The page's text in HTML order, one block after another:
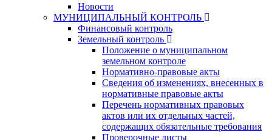
Новости
МУНИЦИПАЛЬНЫЙ КОНТРОЛЬ
Финансовый контроль
Земельный контроль
Положение о муниципальном
земельном контроле
Нормативно-правовые акты
Сведения об изменениях, внесенных в
нормативные правовые акты
Перечень нормативных правовых
актов или их отдельных частей,
содержащих обязательные требования
Проверочные листы